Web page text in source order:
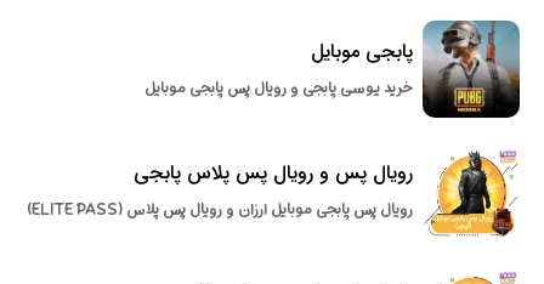
پابجی موبایل
خرید یوسی پابجی و رویال پس پابجی موبایل
رویال پس و رویال پس پلاس پابجی
رویال پس پابجی موبایل ارزان و رویال پس پلاس (ELITE PASS)